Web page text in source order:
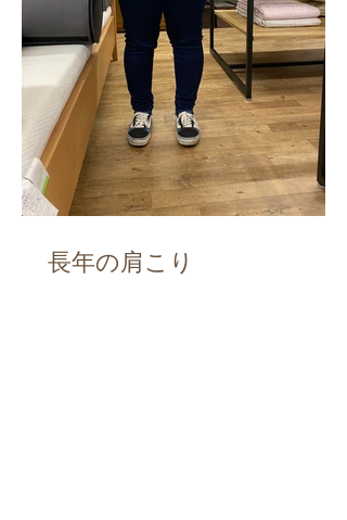
長年の肩こり